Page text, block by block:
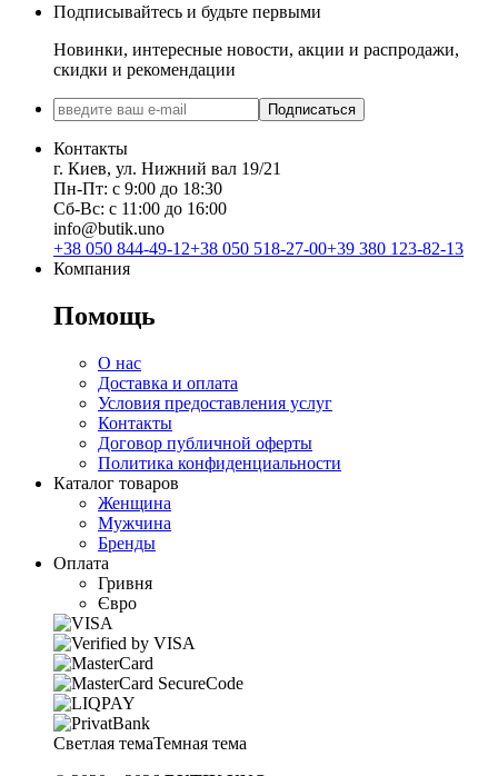
Подписывайтесь и будьте первыми
Новинки, интересные новости, акции и распродажи,
скидки и рекомендации
Подписаться
Контакты
г. Киев, ул. Нижний вал 19/21
Пн-Пт: с 9:00 до 18:30
Сб-Вс: с 11:00 до 16:00
info@butik.uno
+38 050 844-49-12+38 050 518-27-00+39 380 123-82-13
Компания
Помощь
О нас
Доставка и оплата
Условия предоставления услуг
Контакты
Договор публичной оферты
Политика конфиденциальности
Каталог товаров
Женщина
Мужчина
Бренды
Оплата
Гривня
Євро
Светлая темаТемная тема